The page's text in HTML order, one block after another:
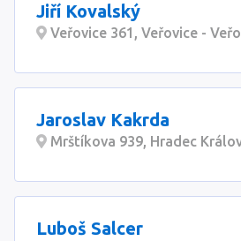
Jiří Kovalský
Veřovice 361, Veřovice -
Jaroslav Kakrda
Mrštíkova 939, Hradec
Luboš Salcer